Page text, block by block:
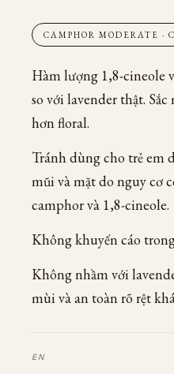
CAMPHOR MODERATE ·
Hàm lượng 1,8-cineole
so với lavender thật.
hơn floral.
Tránh dùng cho trẻ em
mũi và mặt do nguy cơ
camphor và 1,8-cineole.
Không khuyến cáo
Không nhầm với
mùi và an toàn rõ rệt